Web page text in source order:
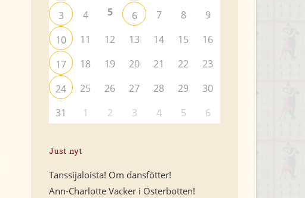
3
4 5 6 7 8
9
10
11 12 13 14 15
16
17
18 19 20 21 22
23
24
25 26 27 28 29
30
31
1 2 3 4 5 6
Just nyt
Tanssijaloista! Om dansfötter!
Ann-Charlotte Vacker i Österbotten!